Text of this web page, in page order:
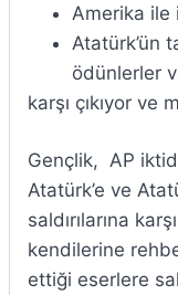
Amerika ile
Atatürk’ün
ödünlerler
karşı çıkıyor ve
Gençlik, AP
Atatürk’e ve
saldırılarına
kendilerine
ettiği eserlere